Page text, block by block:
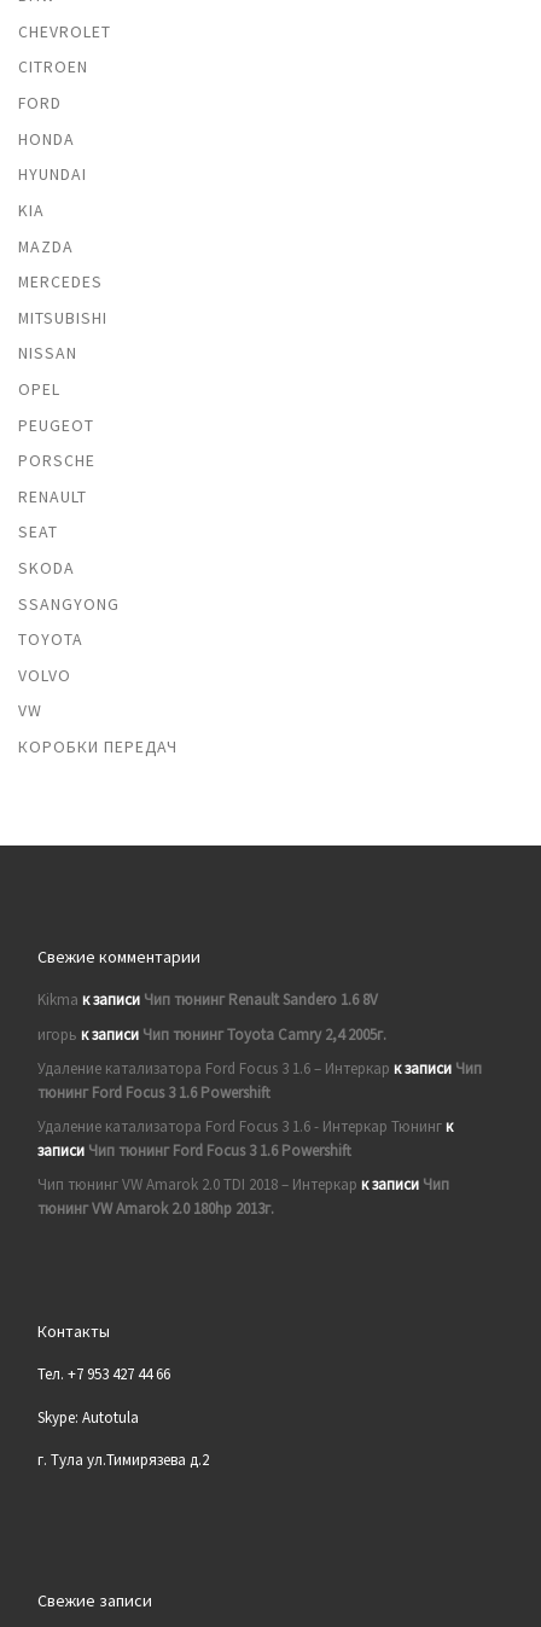
CHEVROLET
CITROEN
FORD
HONDA
HYUNDAI
KIA
MAZDA
MERCEDES
MITSUBISHI
NISSAN
OPEL
PEUGEOT
PORSCHE
RENAULT
SEAT
SKODA
SSANGYONG
TOYOTA
VOLVO
VW
КОРОБКИ ПЕРЕДАЧ
Свежие комментарии
Kikma к записи Чип тюнинг Renault Sandero 1.6 8V
игорь к записи Чип тюнинг Toyota Camry 2,4 2005г.
Удаление катализатора Ford Focus 3 1.6 – Интеркар к записи Чип
тюнинг Ford Focus 3 1.6 Powershift
Удаление катализатора Ford Focus 3 1.6 - Интеркар Тюнингк
записи Чип тюнинг Ford Focus 3 1.6 Powershift
Чип тюнинг VW Amarok 2.0 TDI 2018 – Интеркар к записи Чип
тюнинг VW Amarok 2.0 180hp 2013г.
Контакты
Тел. +7 953 427 44 66
Skype: Autotula
г. Тула ул.Тимирязева д.2
Свежие записи